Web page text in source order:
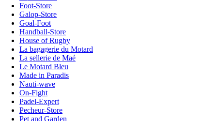
Foot-Store
Galop-Store
Goal-Foot
Handball-Store
House of Rugby
La bagagerie du Motard
La sellerie de Maé
Le Motard Bleu
Made in Paradis
Nauti-wave
On-Fight
Padel-Expert
Pecheur-Store
Pet and Garden